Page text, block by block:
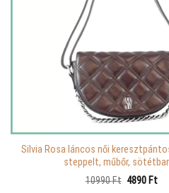
Silvia Rosa láncos női
steppelt, műbőr,
10990Ft Original
4890 Ft